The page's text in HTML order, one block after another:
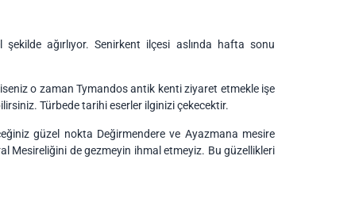
ağırlıyor. Senirkent ilçesi aslında hafta sonu
o zaman Tymandos antik kenti ziyaret etmekle işe
Türbede tarihi eserler ilginizi çekecektir.
güzel nokta Değirmendere ve Ayazmana mesire
Mesireliğini de gezmeyin ihmal etmeyiz. Bu güzellikleri